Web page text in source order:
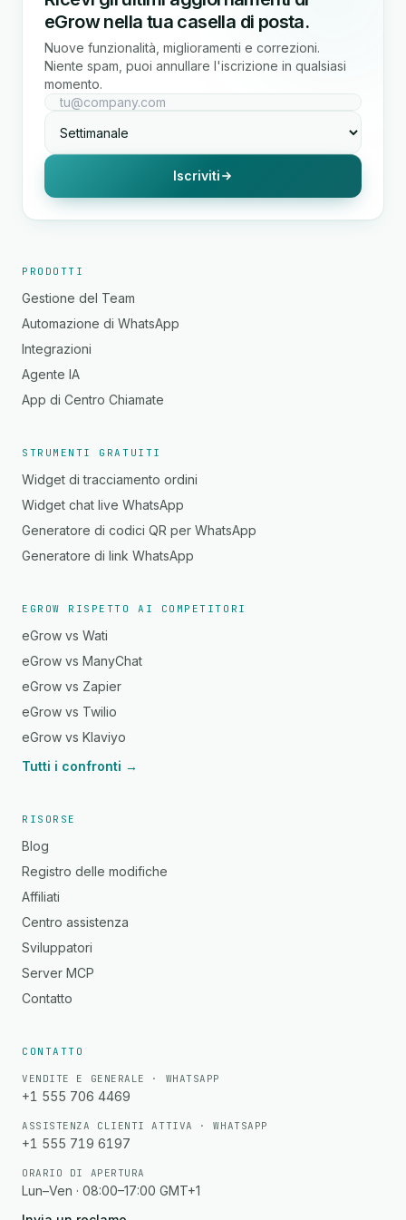
eGrow nella tua casella di posta.
Nuove funzionalità, miglioramenti e correzioni.
Niente spam, puoi annullare l'iscrizione in qualsiasi
momento.
Iscriviti
PRODOTTI
Gestione del Team
Automazione di WhatsApp
Integrazioni
Agente IA
App di Centro Chiamate
STRUMENTI GRATUITI
Widget di tracciamento ordini
Widget chat live WhatsApp
Generatore di codici QR per WhatsApp
Generatore di link WhatsApp
EGROW RISPETTO AI COMPETITORI
eGrow vs Wati
eGrow vs ManyChat
eGrow vs Zapier
eGrow vs Twilio
eGrow vs Klaviyo
Tutti i confronti →
RISORSE
Blog
Registro delle modifiche
Affiliati
Centro assistenza
Sviluppatori
Server MCP
Contatto
CONTATTO
VENDITE E GENERALE · WHATSAPP
+1 555 706 4469
ASSISTENZA CLIENTI ATTIVA · WHATSAPP
+1 555 719 6197
ORARIO DI APERTURA
Lun–Ven · 08:00–17:00 GMT+1